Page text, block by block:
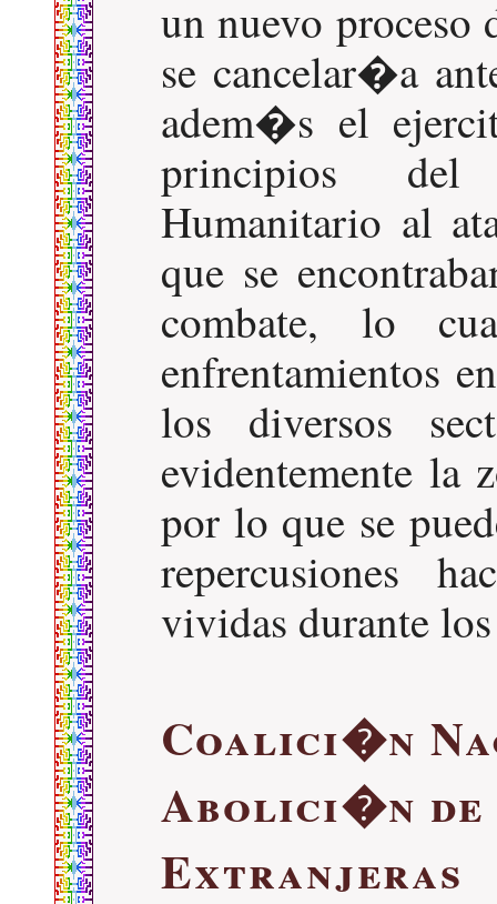
un nuevo
se cancelar�a
adem�s el
principios del
Humanitario al
que se
combate, lo
enfrentamientos
los diversos
evidentemente la
por lo que se
repercusiones
vividas durante
Coalici�n
Abolici�n de
Extranjeras